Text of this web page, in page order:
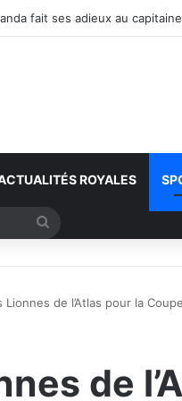
ROYALES
Lionnes de l’Atlas pour la
de